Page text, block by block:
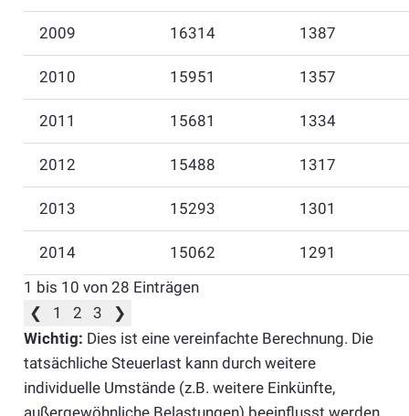
2009 16314 1387
2010 15951 1357
2011 15681 1334
2012 15488 1317
2013 15293 1301
2014 15062
1291
1 bis 10 von 28 Einträgen
❮
1 2 3
❯
Wichtig: Dies ist eine vereinfachte Berechnung. Die
tatsächliche Steuerlast kann durch weitere
individuelle Umstände (z.B. weitere Einkünfte,
außergewöhnliche Belastungen) beeinflusst werden.